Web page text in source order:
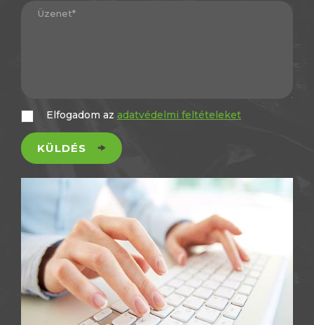
Elfogadom az adatvédelmi feltételeket
KÜLDÉS